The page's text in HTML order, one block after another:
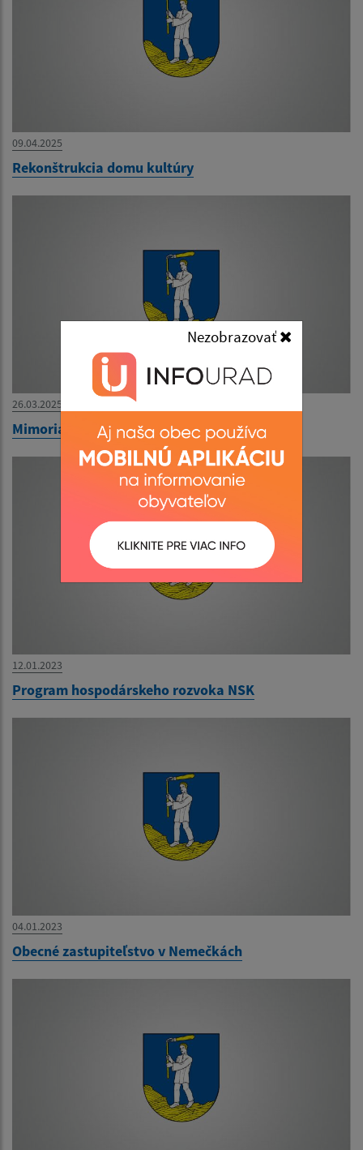
09.04.2025
Rekonštrukcia domu kultúry
26.03.2025
Mimoriadne núdzové opatrenia
12.01.2023
Program hospodárskeho rozvoka NSK
04.01.2023
Obecné zastupiteľstvo v Nemečkách
Nezobrazovať